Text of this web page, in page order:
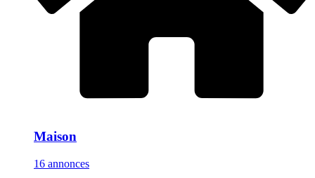
Maison
16 annonces